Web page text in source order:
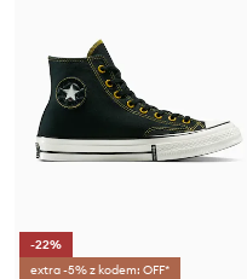
-22%
extra -5% z kodem: OFF*